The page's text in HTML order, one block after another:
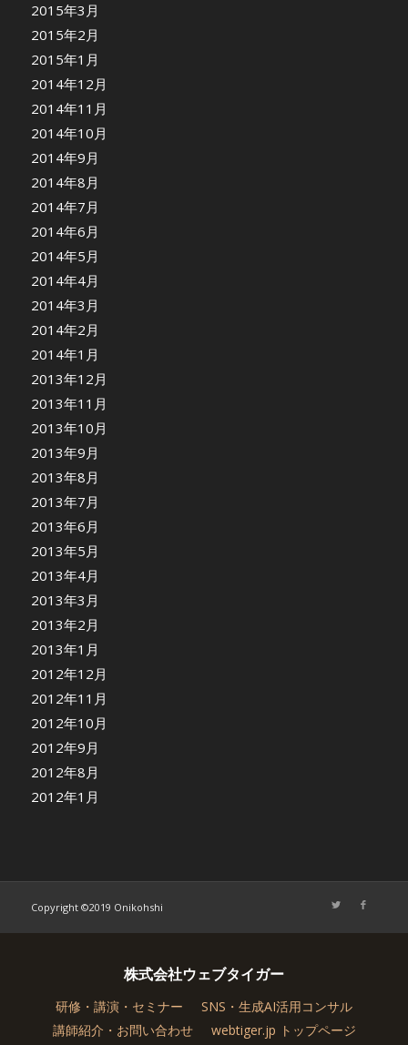
2015年3月
2015年2月
2015年1月
2014年12月
2014年11月
2014年10月
2014年9月
2014年8月
2014年7月
2014年6月
2014年5月
2014年4月
2014年3月
2014年2月
2014年1月
2013年12月
2013年11月
2013年10月
2013年9月
2013年8月
2013年7月
2013年6月
2013年5月
2013年4月
2013年3月
2013年2月
2013年1月
2012年12月
2012年11月
2012年10月
2012年9月
2012年8月
2012年1月
Copyright ©2019 Onikohshi
株式会社ウェブタイガー
研修・講演・セミナー
SNS・生成AI活用コンサル
講師紹介・お問い合わせ
webtiger.jp トップページ